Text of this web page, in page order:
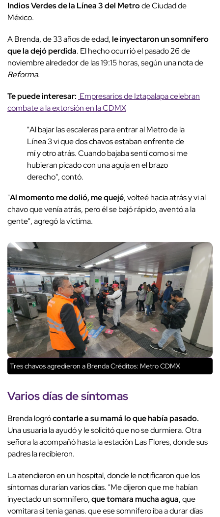
Indios Verdes de la Línea 3 del Metrode Ciudad de
México.
A Brenda, de 33 años de edad,le inyectaron un somnífero
que la dejó perdida. El hecho ocurrió el pasado 26 de
noviembre alrededor de las 19:15 horas, según una nota de
Reforma.
Te puede interesar: Empresarios de Iztapalapa celebran
combate a la extorsión en la CDMX
"Al bajar las escaleras para entrar al Metro de la
Línea 3 vi que dos chavos estaban enfrente de
mí y otro atrás. Cuando bajaba sentí como si me
hubieran picado con una aguja en el brazo
derecho", contó.
"Al momento me dolió, me quejé, volteé hacia atrás y vi al
chavo que venía atrás, pero él se bajó rápido, aventó a la
gente", agregó la víctima.
Tres chavos agredieron a BrendaCréditos: Metro CDMX
Varios días de síntomas
Brenda logrócontarle a su mamá lo que había pasado.
Una usuaria la ayudó y le solicitó que no se durmiera. Otra
señora la acompañó hasta la estación Las Flores, donde sus
padres la recibieron.
La atendieron en un hospital, donde le notificaron que los
síntomas durarían varios días. "Me dijeron que me habían
inyectado un somnífero,que tomara mucha agua, que
vomitara si tenía ganas. que ese somnífero iba a durar días